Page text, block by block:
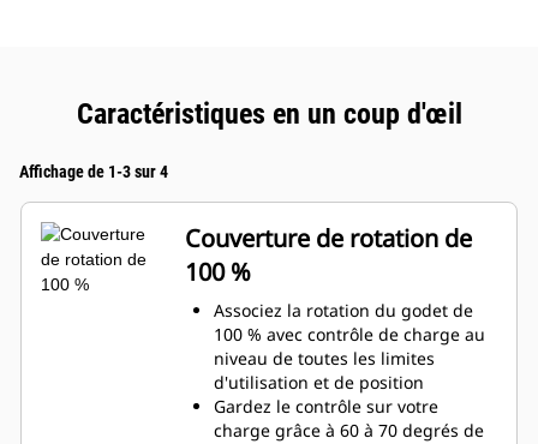
Caractéristiques en un coup d'œil
Affichage de 1-3 sur 4
Couverture de rotation de
100 %
Associez la rotation du godet de
100 % avec contrôle de charge au
niveau de toutes les limites
d'utilisation et de position
Gardez le contrôle sur votre
charge grâce à 60 à 70 degrés de